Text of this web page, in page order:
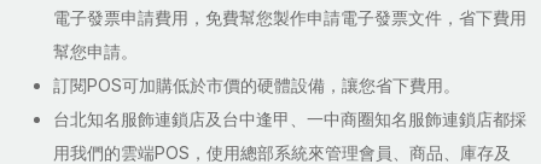
電子發票申請費用，免費幫您製作申請電子發票文件，省下費用
幫您申請。
訂閱POS可加購低於市價的硬體設備，讓您省下費用。
台北知名服飾連鎖店及台中逢甲、一中商圈知名服飾連鎖店都採
用我們的雲端POS，使用總部系統來管理會員、商品、庫存及